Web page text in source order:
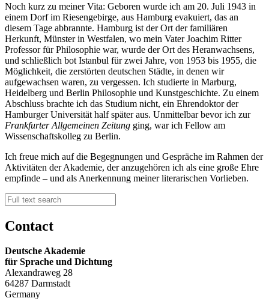
Noch kurz zu meiner Vita: Geboren wurde ich am 20. Juli 1943 in
einem Dorf im Riesengebirge, aus Hamburg evakuiert, das an
diesem Tage abbrannte. Hamburg ist der Ort der familiären
Herkunft, Münster in Westfalen, wo mein Vater Joachim Ritter
Professor für Philosophie war, wurde der Ort des Heranwachsens,
und schließlich bot Istanbul für zwei Jahre, von 1953 bis 1955, die
Möglichkeit, die zerstörten deutschen Städte, in denen wir
aufgewachsen waren, zu vergessen. Ich studierte in Marburg,
Heidelberg und Berlin Philosophie und Kunstgeschichte. Zu einem
Abschluss brachte ich das Studium nicht, ein Ehrendoktor der
Hamburger Universität half später aus. Unmittelbar bevor ich zur
Frankfurter Allgemeinen Zeitung ging, war ich Fellow am
Wissenschaftskolleg zu Berlin.
Ich freue mich auf die Begegnungen und Gespräche im Rahmen der
Aktivitäten der Akademie, der anzugehören ich als eine große Ehre
empfinde – und als Anerkennung meiner literarischen Vorlieben.
Contact
Deutsche Akademie
für Sprache und Dichtung
Alexandraweg 28
64287 Darmstadt
Germany